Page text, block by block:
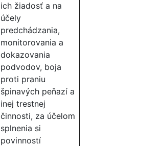
ich žiadosť a na
účely
predchádzania,
monitorovania a
dokazovania
podvodov, boja
proti praniu
špinavých peňazí a
inej trestnej
činnosti, za účelom
splnenia si
povinností